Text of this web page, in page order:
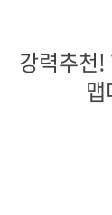
강력추천!